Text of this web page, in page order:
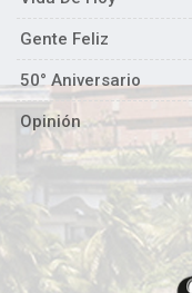
Gente Feliz
50° Aniversario
Opinión